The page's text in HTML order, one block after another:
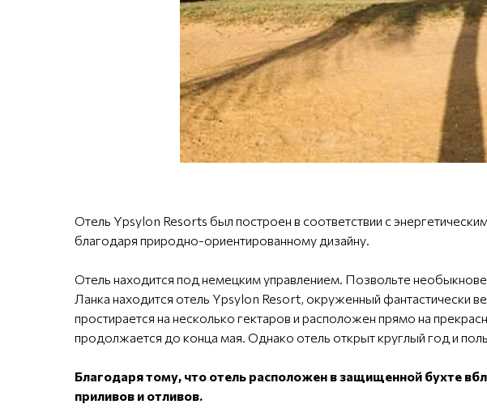
Отель Ypsylon Resorts был построен в соответствии с
благодаря природно-ориентированному дизайну.
Отель находится под немецким управлением. Позвольте
Ланка находится отель Ypsylon Resort, окруженный фантастически
простирается на несколько гектаров и расположен прямо на
продолжается до конца мая. Однако отель открыт круглый год и
Благодаря тому, что отель расположен в защищенной бухте
приливов и отливов.